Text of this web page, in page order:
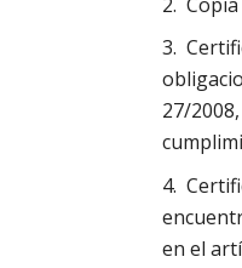
27/
en el